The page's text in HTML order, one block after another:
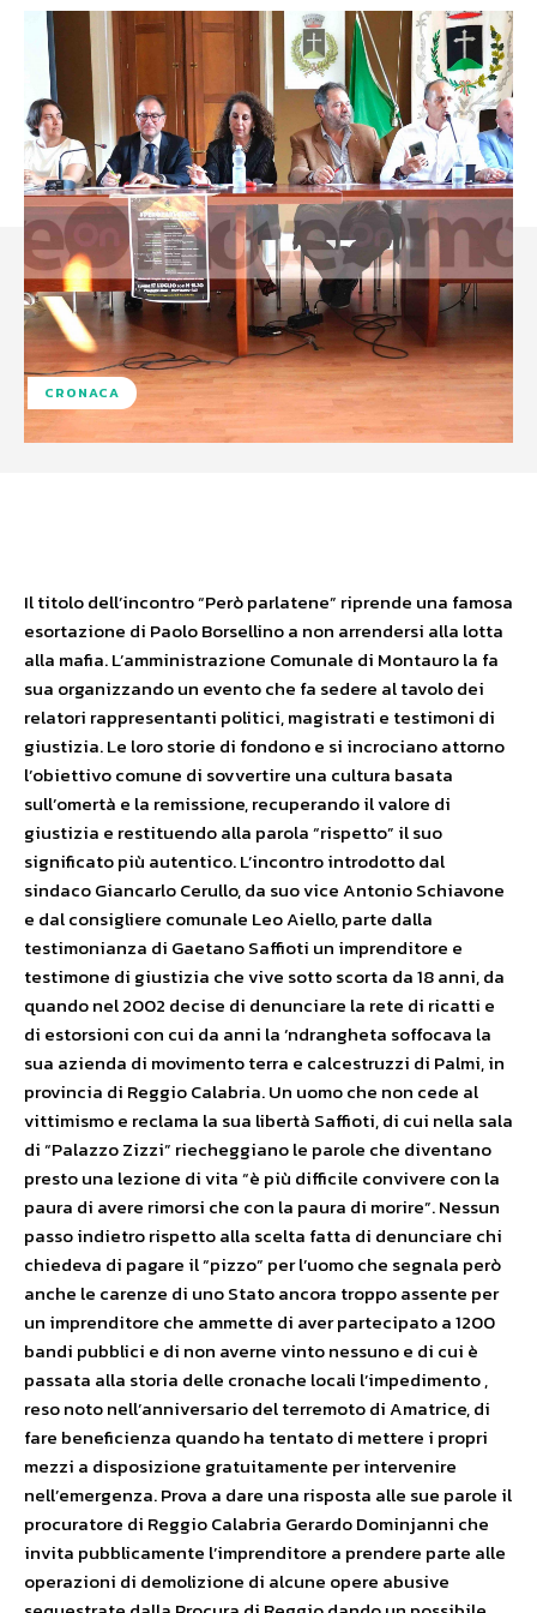
CRONACA
Il titolo dell’incontro “Però parlatene” riprende una famosa
esortazione di Paolo Borsellino a non arrendersi alla lotta
alla mafia. L’amministrazione Comunale di Montauro la fa
sua organizzando un evento che fa sedere al tavolo dei
relatori rappresentanti politici, magistrati e testimoni di
giustizia. Le loro storie di fondono e si incrociano attorno
l’obiettivo comune di sovvertire una cultura basata
sull’omertà e la remissione, recuperando il valore di
giustizia e restituendo alla parola “rispetto” il suo
significato più autentico. L’incontro introdotto dal
sindaco Giancarlo Cerullo, da suo vice Antonio Schiavone
e dal consigliere comunale Leo Aiello, parte dalla
testimonianza di Gaetano Saffioti un imprenditore e
testimone di giustizia che vive sotto scorta da 18 anni, da
quando nel 2002 decise di denunciare la rete di ricatti e
di estorsioni con cui da anni la ‘ndrangheta soffocava la
sua azienda di movimento terra e calcestruzzi di Palmi, in
provincia di Reggio Calabria. Un uomo che non cede al
vittimismo e reclama la sua libertà Saffioti, di cui nella sala
di “Palazzo Zizzi” riecheggiano le parole che diventano
presto una lezione di vita “è più difficile convivere con la
paura di avere rimorsi che con la paura di morire”. Nessun
passo indietro rispetto alla scelta fatta di denunciare chi
chiedeva di pagare il “pizzo” per l’uomo che segnala però
anche le carenze di uno Stato ancora troppo assente per
un imprenditore che ammette di aver partecipato a 1200
bandi pubblici e di non averne vinto nessuno e di cui è
passata alla storia delle cronache locali l’impedimento ,
reso noto nell’anniversario del terremoto di Amatrice, di
fare beneficienza quando ha tentato di mettere i propri
mezzi a disposizione gratuitamente per intervenire
nell’emergenza. Prova a dare una risposta alle sue parole il
procuratore di Reggio Calabria Gerardo Dominjanni che
invita pubblicamente l’imprenditore a prendere parte alle
operazioni di demolizione di alcune opere abusive